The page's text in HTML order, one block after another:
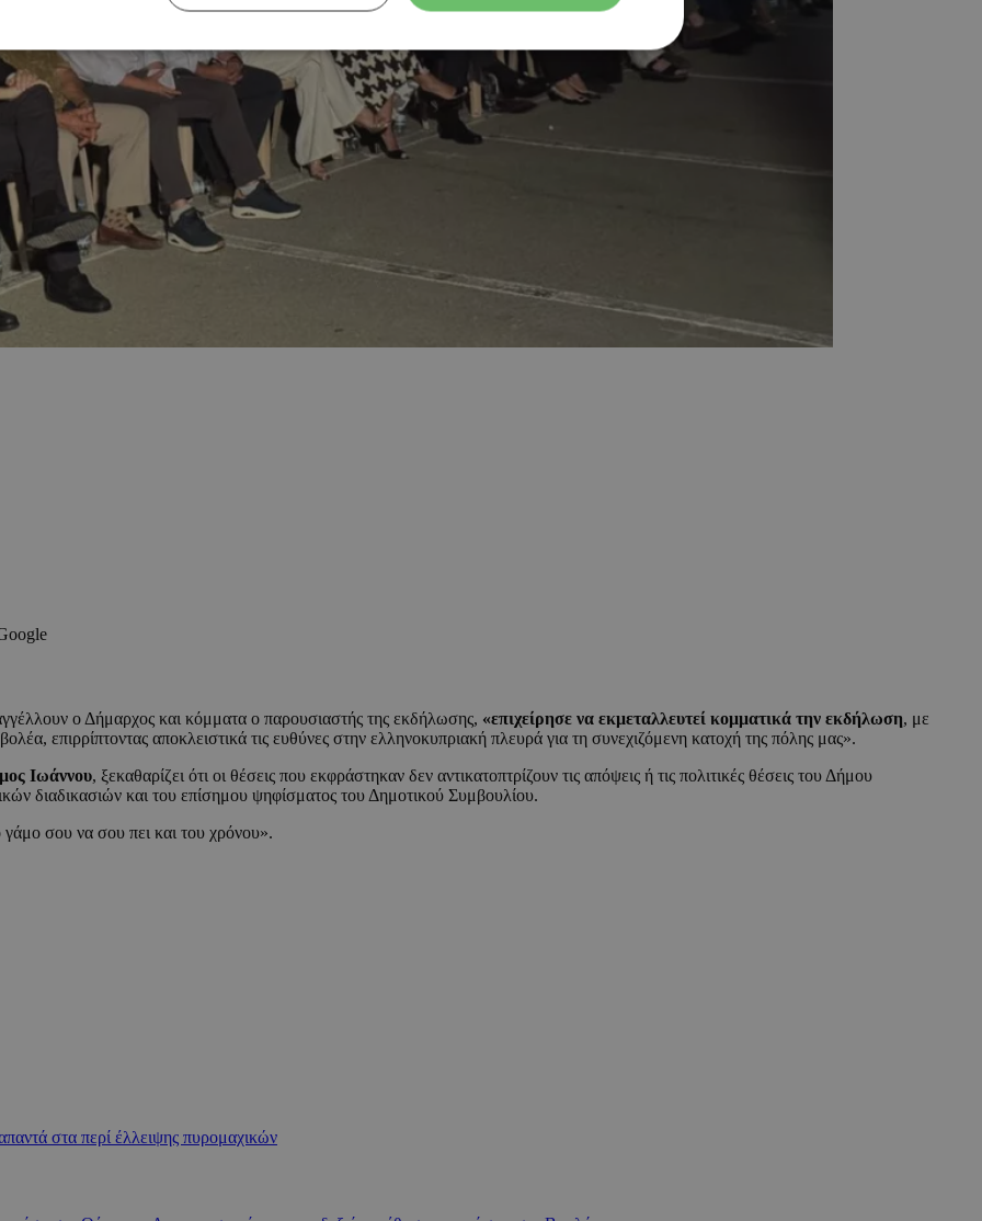
ο Δήμαρχος και κόμματα ο παρουσιαστής της εκδήλωσης, «επιχείρησε να εκμεταλλευτεί κομματικά την εκδήλωση, με
επιρρίπτοντας αποκλειστικά τις ευθύνες στην ελληνοκυπριακή πλευρά για τη συνεχιζόμενη κατοχή της πόλης μας».
Ιωάννου, ξεκαθαρίζει ότι οι θέσεις που εκφράστηκαν δεν αντικατοπτρίζουν τις απόψεις ή τις πολιτικές θέσεις του Δήμου
διαδικασιών και του επίσημου ψηφίσματος του Δημοτικού Συμβουλίου.
σου να σου πει και του χρόνου».
στα περί έλλειψης πυρομαχικών